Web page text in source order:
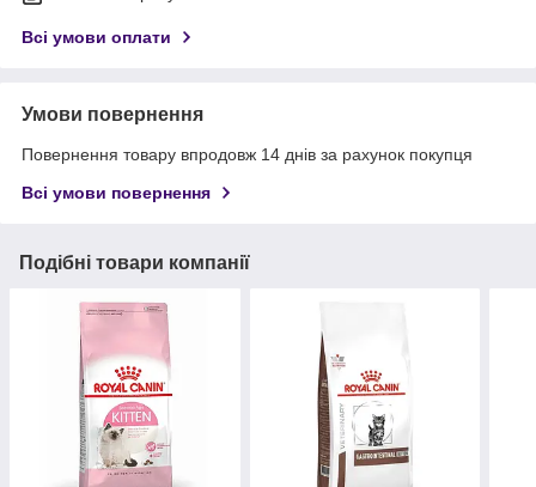
Всі умови оплати
Умови повернення
Повернення товару впродовж 14 днів за рахунок покупця
Всі умови повернення
Подібні товари компанії